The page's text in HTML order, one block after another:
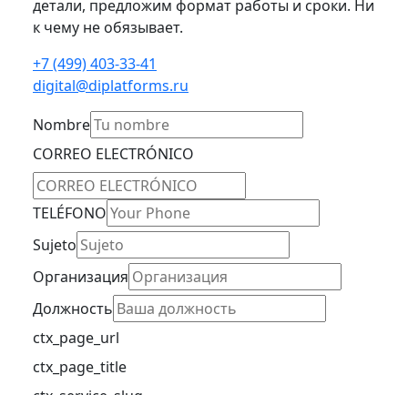
детали, предложим формат работы и сроки. Ни
к чему не обязывает.
+7 (499) 403-33-41
digital@diplatforms.ru
Nombre
CORREO ELECTRÓNICO
TELÉFONO
Sujeto
Организация
Должность
ctx_page_url
ctx_page_title